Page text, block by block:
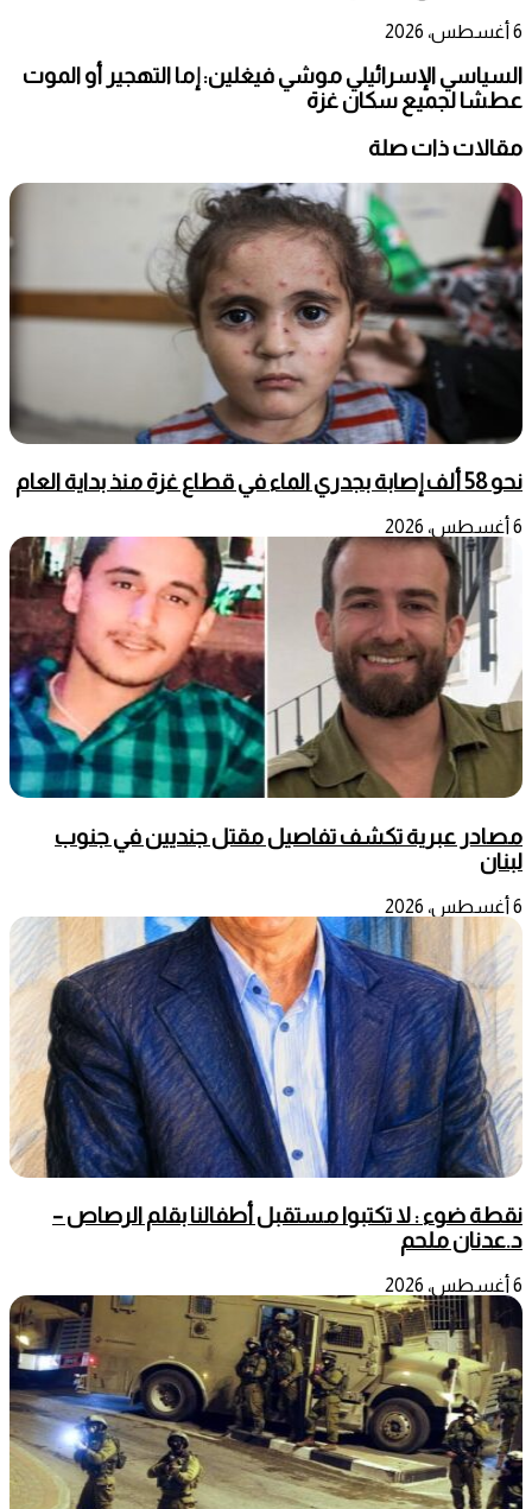
6 أغسطس، 2026
السياسي الإسرائيلي موشي فيغلين: إما التهجير أو الموت
عطشا لجميع سكان غزة
مقالات ذات صلة
نحو 58 ألف إصابة بجدري الماء في قطاع غزة منذ بداية العام
6 أغسطس، 2026
مصادر عبرية تكشف تفاصيل مقتل جنديين في جنوب
لبنان
6 أغسطس، 2026
نقطة ضوء : لا تكتبوا مستقبل أطفالنا بقلم الرصاص –
د.عدنان ملحم
6 أغسطس، 2026